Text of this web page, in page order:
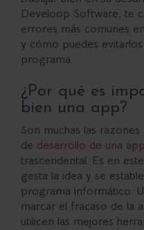
Develoop Software, te
errores más comunes
y cómo puedes
programa.
¿Por qué es
bien una app?
Son muchas las
de desarrollo de una app
trascendental. Es en
gesta la idea y se
programa informático.
marcar el fracaso de la
utilicen las mejores